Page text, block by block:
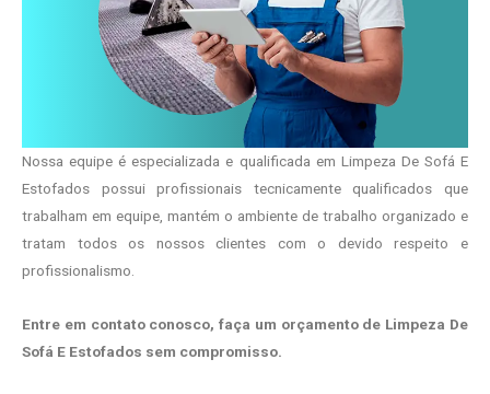
Nossa equipe é especializada e qualificada em Limpeza De Sofá E
Estofados possui profissionais tecnicamente qualificados que
trabalham em equipe, mantém o ambiente de trabalho organizado e
tratam todos os nossos clientes com o devido respeito e
profissionalismo.
Entre em contato conosco, faça um orçamento de Limpeza De
Sofá E Estofados sem compromisso.